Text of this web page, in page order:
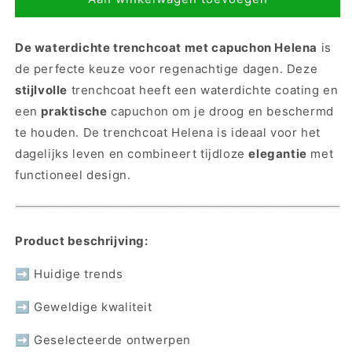
De waterdichte trenchcoat met capuchon Helena is
de perfecte keuze voor regenachtige dagen. Deze
stijlvolle trenchcoat heeft een waterdichte coating en
een praktische capuchon om je droog en beschermd
te houden. De trenchcoat Helena is ideaal voor het
dagelijks leven en combineert tijdlozeelegantie met
functioneel design.
Product beschrijving:
➡ Huidige trends
➡ Geweldige kwaliteit
➡ Geselecteerde ontwerpen